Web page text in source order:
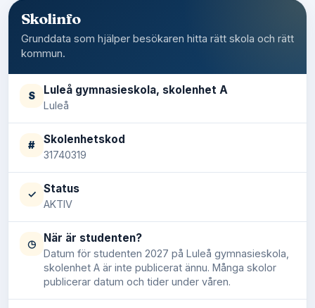
Skolinfo
Grunddata som hjälper besökaren hitta rätt skola och rätt
kommun.
S Luleå gymnasieskola, skolenhet A
Luleå
# Skolenhetskod
31740319
✓ Status
AKTIV
◷ När är studenten?
Datum för studenten 2027 på Luleå gymnasieskola,
skolenhet A är inte publicerat ännu. Många skolor
publicerar datum och tider under våren.